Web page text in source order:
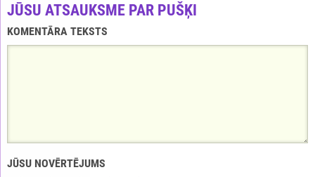
JŪSU ATSAUKSME PAR PUŠĶI
KOMENTĀRA TEKSTS
JŪSU NOVĒRTĒJUMS